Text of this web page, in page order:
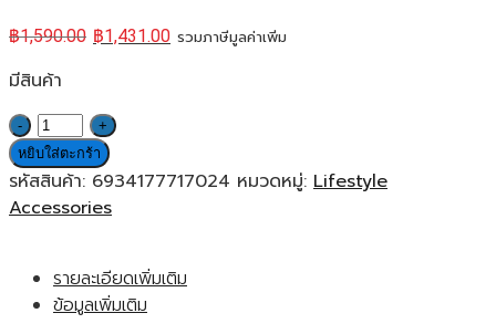
฿1,590.00 ฿1,431.00 รวมภาษีมูลค่าเพิ่ม
มีสินค้า
จำนวน
Xiaomi
Mi
Cordless
ไฟฟ้า
ไร้
หยิบใส่ตะกร้า
รหัสสินค้า: 6934177717024 หมวดหมู่: Lifestyle
Accessories
รายละเอียดเพิ่มเติม
ข้อมูลเพิ่มเติม